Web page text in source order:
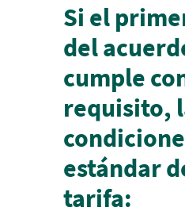
Si el
del
cumple
requisito,
estándar
tarifa: